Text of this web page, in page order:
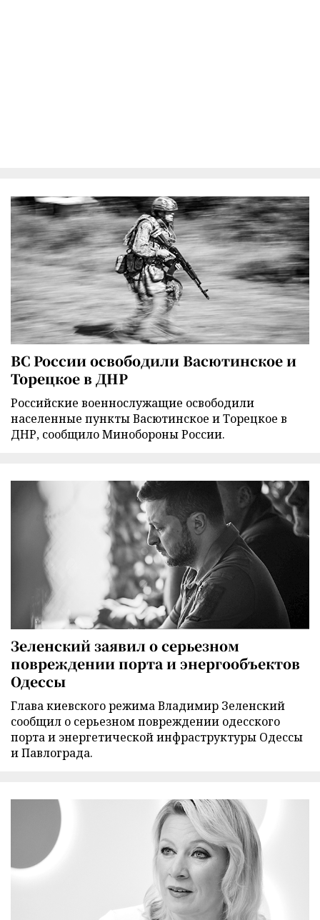
ВС России освободили Васютинское и
Торецкое в ДНР
Российские военнослужащие освободили
населенные пункты Васютинское и Торецкое в
ДНР, сообщило Минобороны России.
Зеленский заявил о серьезном
повреждении порта и энергообъектов
Одессы
Глава киевского режима Владимир Зеленский
сообщил о серьезном повреждении одесского
порта и энергетической инфраструктуры Одессы
и Павлограда.